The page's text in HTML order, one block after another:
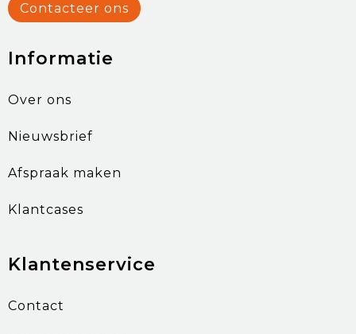
Contacteer ons
Informatie
Over ons
Nieuwsbrief
Afspraak maken
Klantcases
Klantenservice
Contact